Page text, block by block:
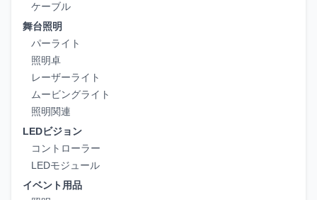
ケーブル
舞台照明
パーライト
照明卓
レーザーライト
ムービングライト
照明関連
LEDビジョン
コントローラー
LEDモジュール
イベント用品